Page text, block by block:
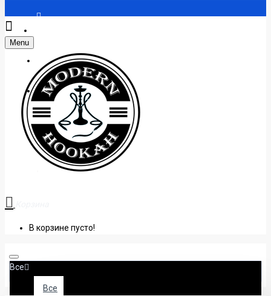
Регистрация
+38 (095) 945 04 33
Menu
В корзине пусто!
Все
Все